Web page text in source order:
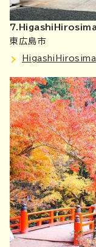
7.HigashiHirosima
東広島市
HigashiHirosima